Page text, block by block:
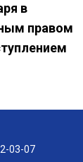
в
правом
03-07